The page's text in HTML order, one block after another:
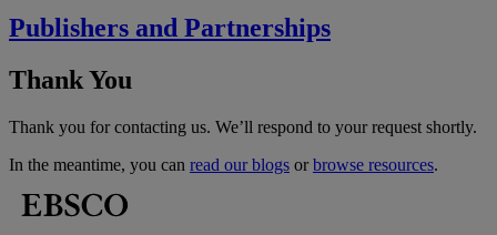
Publishers and Partnerships
Thank You
Thank you for contacting us. We’ll respond to your request shortly.
In the meantime, you can read our blogs orbrowse resources.